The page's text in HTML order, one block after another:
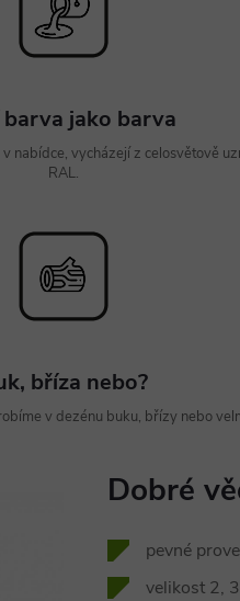
barva jako barva
nabídce, vycházejí z celosvětově
RAL.
bříza nebo?
v dezénu buku, břízy nebo
Dobré
pevné
velikost 2,